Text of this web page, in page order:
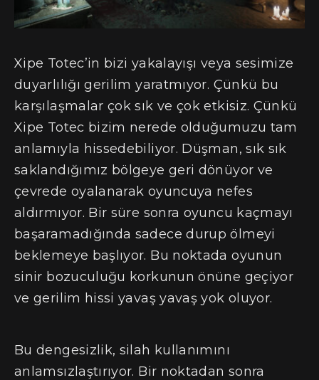
Xipe Totec’in bizi yakalayışı veya sesimize
duyarlılığı gerilim yaratmıyor. Çünkü bu
karşılaşmalar çok sık ve çok etkisiz. Çünkü
Xipe Totec bizim nerede olduğumuzu tam
anlamıyla hissedebiliyor. Düşman, sık sık
saklandığımız bölgeye geri dönüyor ve
çevrede oyalanarak oyuncuya nefes
aldırmıyor. Bir süre sonra oyuncu kaçmayı
başaramadığında sadece durup ölmeyi
beklemeye başlıyor. Bu noktada oyunun
sinir bozuculuğu korkunun önüne geçiyor
ve gerilim hissi yavaş yavaş yok oluyor.
Bu dengesizlik, silah kullanımını
anlamsızlaştırıyor. Bir noktadan sonra